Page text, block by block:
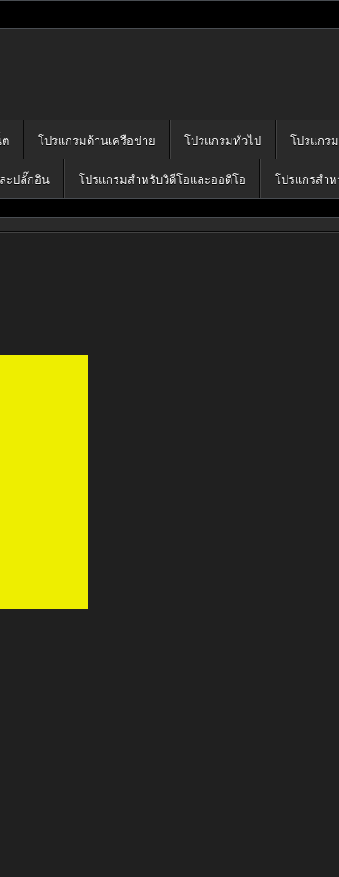
มากมาย
โปรแกรมด้านเครือข่าย โปรแกรมทั่วไป โปรแกร
ะปลั๊กอิน โปรแกรมสำหรับวิดีโอและออดิโอ โปรแกรสำ